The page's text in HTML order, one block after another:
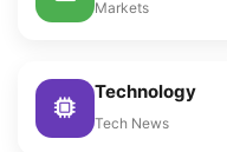
Markets
Technology
Tech News